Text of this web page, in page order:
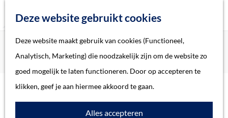
Deze website gebruikt cookies
Deze website maakt gebruik van cookies (Functioneel,
Analytisch, Marketing) die noodzakelijk zijn om de website zo
goed mogelijk te laten functioneren. Door op accepteren te
klikken, geef je aan hiermee akkoord te gaan.
Alles accepteren
k
e
Home
Verhalen
Thema
Soort object
Home
Verhalen
Joods 's-Hertogenbosch en de Tweede Wereldoorlog